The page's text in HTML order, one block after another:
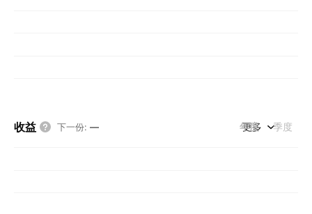
收益 下一份: — 年度 季度
更多